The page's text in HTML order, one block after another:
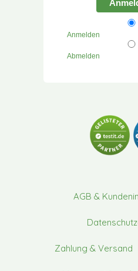
Anmelden
Abmelden
AGB &
Zahlung & Versand